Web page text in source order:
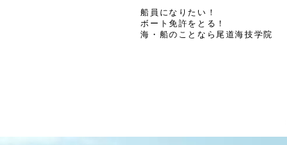
船員になりたい！
ボート免許をとる！
海・船のことなら尾道海技学院